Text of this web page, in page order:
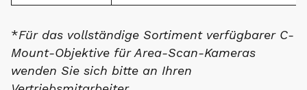
*Für das vollständige Sortiment verfügbarer C-
Mount-Objektive für Area-Scan-Kameras
wenden Sie sich bitte an Ihren